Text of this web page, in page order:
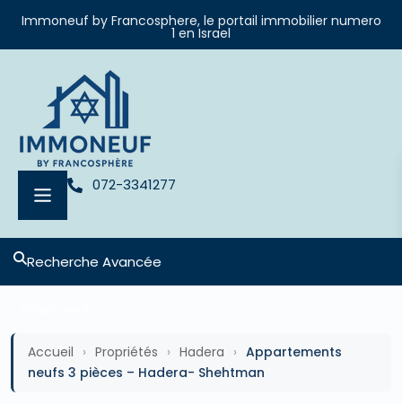
Immoneuf by Francosphere, le portail immobilier numero
1 en Israel
072-3341277
Recherche Avancée
Accueil › Propriétés › Hadera › Appartements
neufs 3 pièces – Hadera- Shehtman